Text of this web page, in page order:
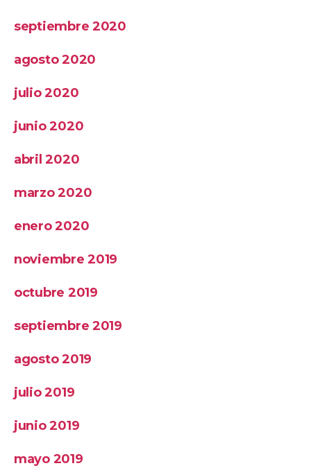
septiembre 2020
agosto 2020
julio 2020
junio 2020
abril 2020
marzo 2020
enero 2020
noviembre 2019
octubre 2019
septiembre 2019
agosto 2019
julio 2019
junio 2019
mayo 2019